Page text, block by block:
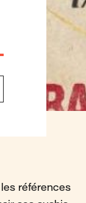
références